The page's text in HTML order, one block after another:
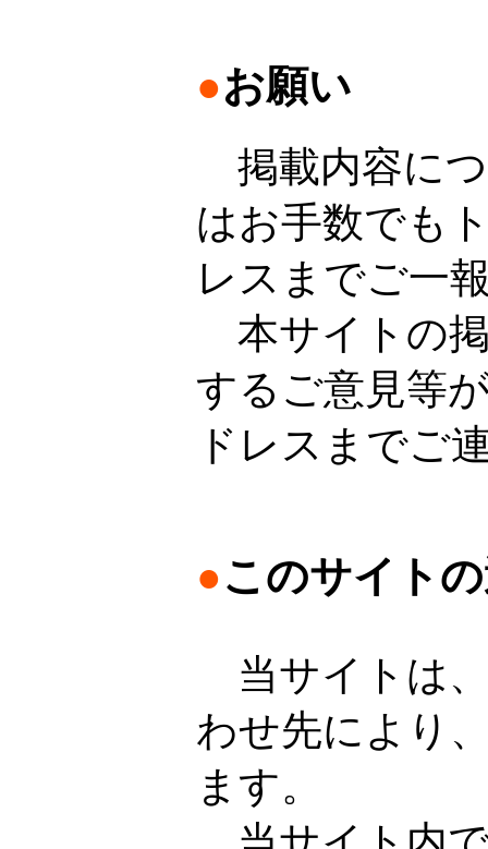
●お願い
掲載内容に
はお手数でも
レスまでご一
本サイトの
するご意見等
ドレスまでご
●このサイト
当サイトは
わせ先により
ます。